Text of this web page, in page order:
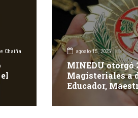
Chaiña agosto 15, 2025
MINEDU otorgó
Magisteriales a
Educador,